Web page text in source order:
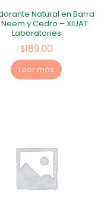
Natural en Barra
y Cedro – XIUAT
Laboratories
$189.00
Leer más